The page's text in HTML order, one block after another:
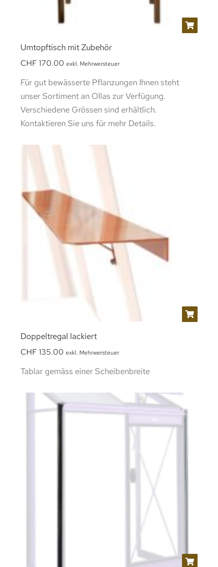
Umtopftisch mit Zubehör
CHF 170.00 exkl. Mehrwersteuer
Für gut bewässerte Pflanzungen Ihnen steht
unser Sortiment an Ollas zur Verfügung.
Verschiedene Grössen sind erhältlich.
Kontaktieren Sie uns für mehr Details.
Doppeltregal lackiert
CHF 135.00 exkl. Mehrwersteuer
Tablar gemäss einer Scheibenbreite